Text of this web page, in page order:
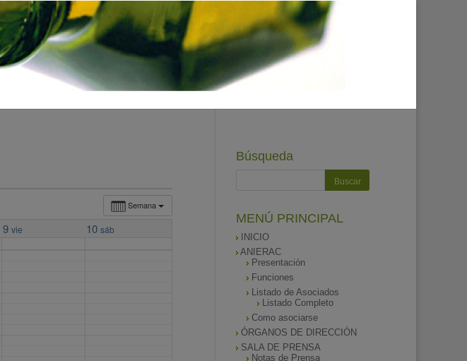
Semana
9 vie 10 sáb
Búsqueda
MENÚ PRINCIPAL
INICIO
ANIERAC
Presentación
Funciones
Listado de Asociados
Listado Completo
Como asociarse
ÓRGANOS DE DIRECCIÓN
SALA DE PRENSA
Notas de Prensa